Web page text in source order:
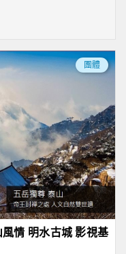
團體
情 明水古城 影視基